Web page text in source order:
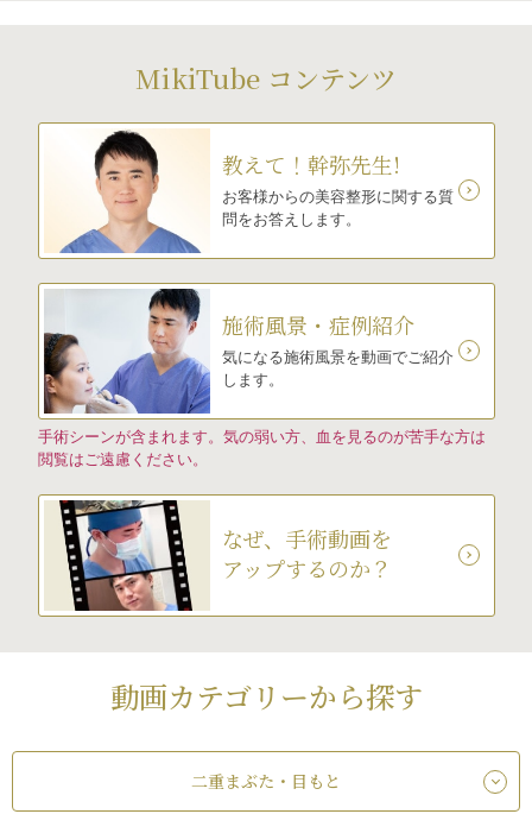
MikiTube コンテンツ
教えて！幹弥先生!
お客様からの美容整形に関する質
問をお答えします。
施術風景・症例紹介
気になる施術風景を動画でご紹介
します。
手術シーンが含まれます。気の弱い方、血を見るのが苦手な方は
閲覧はご遠慮ください。
なぜ、手術動画を
アップするのか？
動画カテゴリーから探す
二重まぶた・目もと